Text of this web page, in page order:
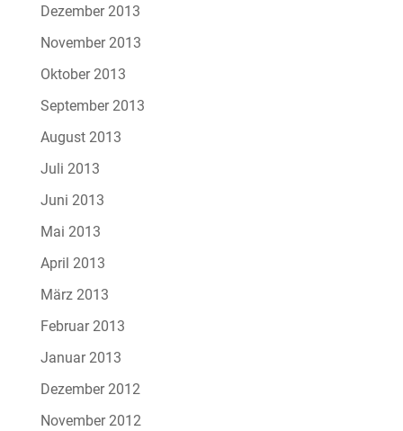
Dezember 2013
November 2013
Oktober 2013
September 2013
August 2013
Juli 2013
Juni 2013
Mai 2013
April 2013
März 2013
Februar 2013
Januar 2013
Dezember 2012
November 2012